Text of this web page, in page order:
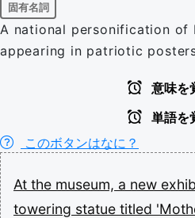
固有名詞
A national personification of
appearing in patriotic
意味を
単語を
このボタンはなに？
At the museum, a new
towering statue titled